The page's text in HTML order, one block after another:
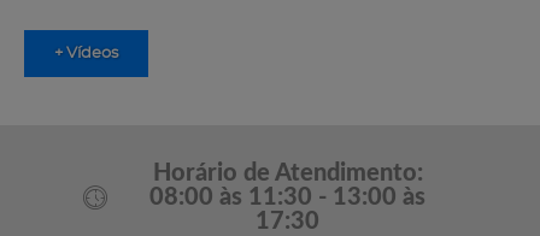
+ Vídeos
Horário de Atendimento:
08:00 às 11:30 - 13:00 às
17:30